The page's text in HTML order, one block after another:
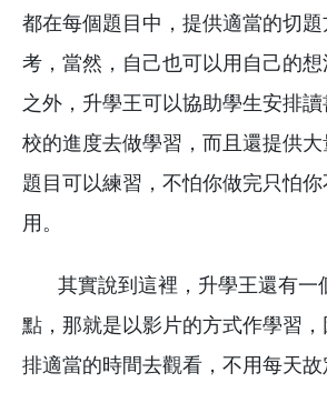
都在每個題目中，提供適當的切
考，當然，自己也可以用自己的
之外，升學王可以協助學生安排
校的進度去做學習，而且還提供
題目可以練習，不怕你做完只怕
用。
其實說到這裡，升學王還有一
點，那就是以影片的方式作學習
排適當的時間去觀看，不用每天